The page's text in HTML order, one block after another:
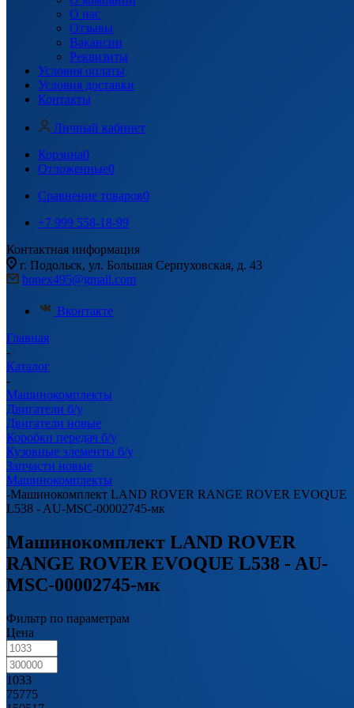
О нас
Отзывы
Вакансии
Реквизиты
Условия оплаты
Условия доставки
Контакты
Личный кабинет
Корзина0
Отложенные0
Сравнение товаров0
+7 999 558-18-99
Контактная информация
г. Подольск, ул. Большая Серпуховская, д. 43
honex495@gmail.com
Вконтакте
Главная
-
Каталог
-
Машинокомплекты
Двигатели б/у
Двигатели новые
Коробки передач б/у
Кузовные элементы б/у
Запчасти новые
Машинокомплекты
-Машинокомплект LAND ROVER RANGE ROVER EVOQUE
L538 - AU-MSC-00002745-мк
Машинокомплект LAND ROVER
RANGE ROVER EVOQUE L538 - AU-
MSC-00002745-мк
Фильтр по параметрам
Цена
1033
75775